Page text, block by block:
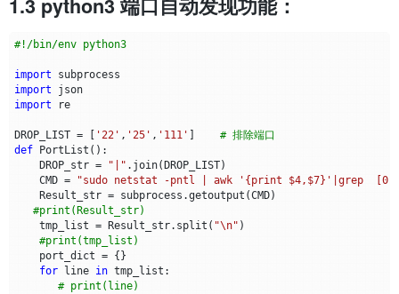
1.3 python3 端口自动发现功能：
#!/bin/env python3
import
subprocess
import
json
import
re
DROP_LIST = '22' , '25' , '111'
# 排除端口
def
PortList ():
DROP_str = "|" . join( DROP_LIST)
CMD =
"sudo netstat -pntl | awk '{print $4,$7}'|grep  [0-
Result_str = subprocess .getoutput (CMD)
#print(Result_str)
tmp_list = Result_str. split ( "\n" )
#print(tmp_list)
port_dict = {}
for
line in tmp_list :
# print(line)